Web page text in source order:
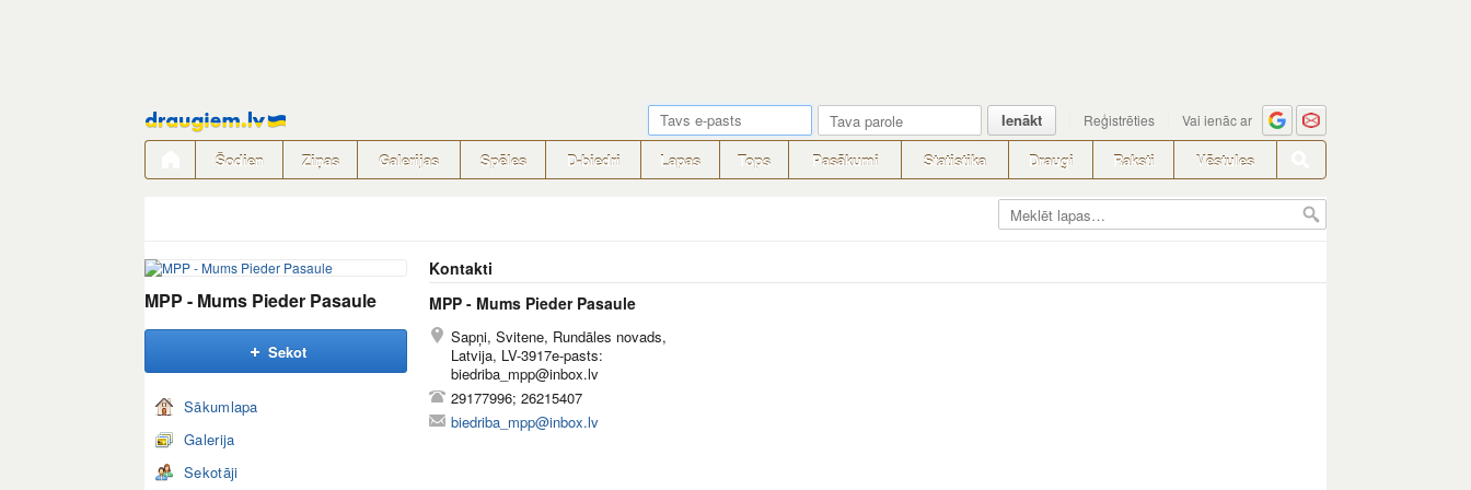
Pāriet
uz
saturu
Ienākt Reģistrēties Vai ienāc ar
Šodien Ziņas Galerijas Spēles D-biedri Lapas Tops Pasākumi Statistika Draugi Raksti Vēstules
MPP - Mums Pieder Pasaule
Sekot
Sākumlapa
Galerija
Sekotāji
Kontakti
MPP - Mums Pieder Pasaule
Sapņi, Svitene, Rundāles novads,
Latvija, LV-3917e-pasts:
biedriba_mpp@inbox.lv
29177996; 26215407
biedriba_mpp@inbox.lv